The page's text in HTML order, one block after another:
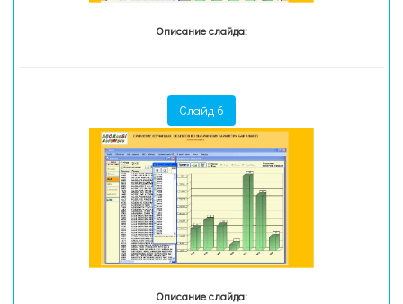
Описание слайда:
Слайд 6
Описание слайда: